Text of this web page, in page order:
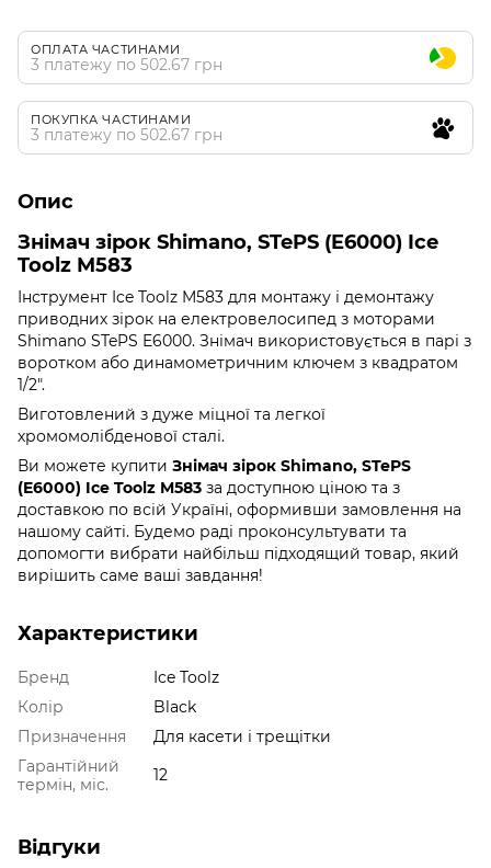
ОПЛАТА ЧАСТИНАМИ
3 платежу по 502.67 грн
ПОКУПКА ЧАСТИНАМИ
3 платежу по 502.67 грн
Опис
Знімач зірок Shimano, STePS (E6000) Ice
Toolz M583
Інструмент Ice Toolz M583 для монтажу і демонтажу
приводних зірок на електровелосипед з моторами
Shimano STePS E6000. Знімач використовується в парі з
воротком або динамометричним ключем з квадратом
1/2".
Виготовлений з дуже міцної та легкої
хромомолібденової сталі.
Ви можете купити Знімач зірок Shimano, STePS
(E6000) Ice Toolz M583 за доступною ціною та з
доставкою по всій Україні, оформивши замовлення на
нашому сайті. Будемо раді проконсультувати та
допомогти вибрати найбільш підходящий товар, який
вирішить саме ваші завдання!
Характеристики
Бренд
Ice Toolz
Колір
Black
Призначення
Для касети і трещітки
Гарантійний
термін, міс.
12
Відгуки